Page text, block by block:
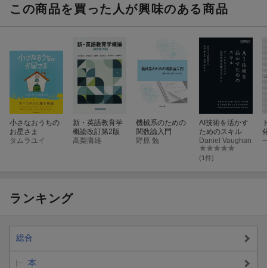
この商品を買った人が興味のある商品
小さなおうちの
お星さま
タムラユイ
新・英語教育学
概論改訂第2版
高梨庸雄
機械系のための
関数論入門
野原 勉
AI技術を活かす
ためのスキル
Daniel Vaughan
(1件)
ランキング
総合
本